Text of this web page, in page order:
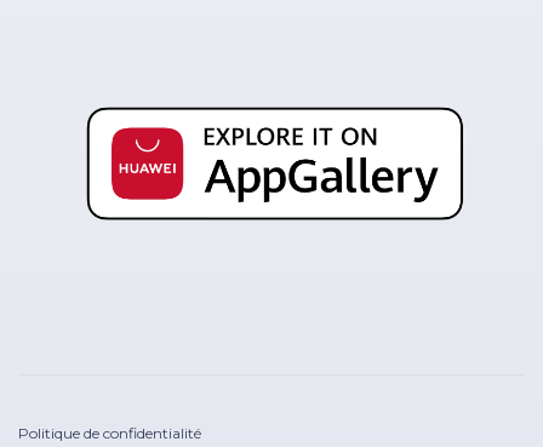
Politique de confidentialité